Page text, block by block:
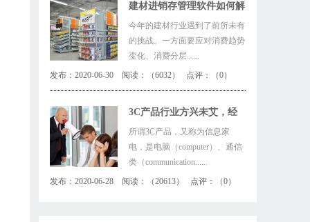
建材进销存管理软件如何解
今年的建材行业遇到了前所未有
的挑战。一方面要应对消费趋势
变化、消费分层......
发布：2020-06-30 阅读：（6032） 点评：（0）
3C产品行业方兴未艾，经
所谓3C产品，又称为信息家
电，是电脑（computer）、通信
类（communication......
发布：2020-06-28 阅读：（20613） 点评：（0）